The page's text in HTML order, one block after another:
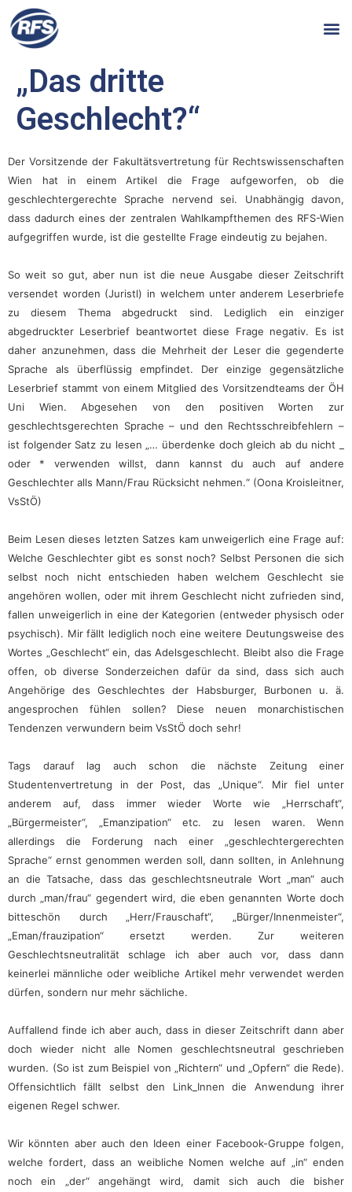
„Das dritte
Geschlecht?“
Der Vorsitzende der Fakultätsvertretung für Rechtswissenschaften
Wien hat in einem Artikel die Frage aufgeworfen, ob die
geschlechtergerechte Sprache nervend sei. Unabhängig davon,
dass dadurch eines der zentralen Wahlkampfthemen des RFS-Wien
aufgegriffen wurde, ist die gestellte Frage eindeutig zu bejahen.
So weit so gut, aber nun ist die neue Ausgabe dieser Zeitschrift
versendet worden (Juristl) in welchem unter anderem Leserbriefe
zu diesem Thema abgedruckt sind. Lediglich ein einziger
abgedruckter Leserbrief beantwortet diese Frage negativ. Es ist
daher anzunehmen, dass die Mehrheit der Leser die gegenderte
Sprache als überflüssig empfindet. Der einzige gegensätzliche
Leserbrief stammt von einem Mitglied des Vorsitzendteams der ÖH
Uni Wien. Abgesehen von den positiven Worten zur
geschlechtsgerechten Sprache – und den Rechtsschreibfehlern –
ist folgender Satz zu lesen „… überdenke doch gleich ab du nicht _
oder * verwenden willst, dann kannst du auch auf andere
Geschlechter alls Mann/Frau Rücksicht nehmen.“ (Oona Kroisleitner,
VsStÖ)
Beim Lesen dieses letzten Satzes kam unweigerlich eine Frage auf:
Welche Geschlechter gibt es sonst noch? Selbst Personen die sich
selbst noch nicht entschieden haben welchem Geschlecht sie
angehören wollen, oder mit ihrem Geschlecht nicht zufrieden sind,
fallen unweigerlich in eine der Kategorien (entweder physisch oder
psychisch). Mir fällt lediglich noch eine weitere Deutungsweise des
Wortes „Geschlecht“ ein, das Adelsgeschlecht. Bleibt also die Frage
offen, ob diverse Sonderzeichen dafür da sind, dass sich auch
Angehörige des Geschlechtes der Habsburger, Burbonen u. ä.
angesprochen fühlen sollen? Diese neuen monarchistischen
Tendenzen verwundern beim VsStÖ doch sehr!
Tags darauf lag auch schon die nächste Zeitung einer
Studentenvertretung in der Post, das „Unique“. Mir fiel unter
anderem auf, dass immer wieder Worte wie „Herrschaft“,
„Bürgermeister“, „Emanzipation“ etc. zu lesen waren. Wenn
allerdings die Forderung nach einer „geschlechtergerechten
Sprache“ ernst genommen werden soll, dann sollten, in Anlehnung
an die Tatsache, dass das geschlechtsneutrale Wort „man“ auch
durch „man/frau“ gegendert wird, die eben genannten Worte doch
bitteschön durch „Herr/Frauschaft“, „Bürger/Innenmeister“,
„Eman/frauzipation“ ersetzt werden. Zur weiteren
Geschlechtsneutralität schlage ich aber auch vor, dass dann
keinerlei männliche oder weibliche Artikel mehr verwendet werden
dürfen, sondern nur mehr sächliche.
Auffallend finde ich aber auch, dass in dieser Zeitschrift dann aber
doch wieder nicht alle Nomen geschlechtsneutral geschrieben
wurden. (So ist zum Beispiel von „Richtern“ und „Opfern“ die Rede).
Offensichtlich fällt selbst den Link_Innen die Anwendung ihrer
eigenen Regel schwer.
Wir könnten aber auch den Ideen einer Facebook-Gruppe folgen,
welche fordert, dass an weibliche Nomen welche auf „in“ enden
noch ein „der“ angehängt wird, damit sich auch die bisher